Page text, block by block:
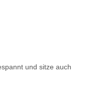
und sitze auch